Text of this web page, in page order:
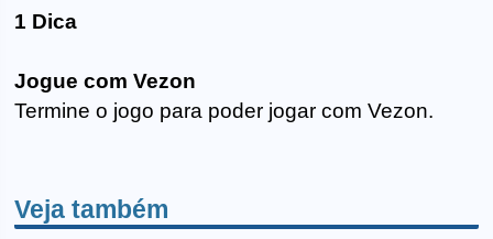
1 Dica
Jogue com Vezon
Termine o jogo para poder jogar com Vezon.
Veja também